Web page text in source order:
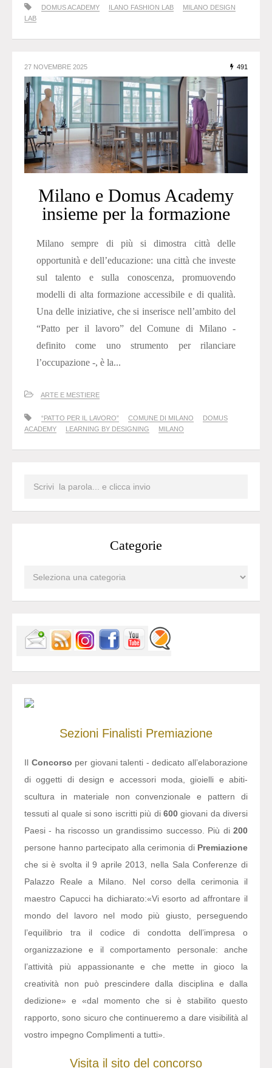
DOMUS ACADEMY ILANO FASHION LAB
MILANO DESIGN
LAB
27 NOVEMBRE 2025 491
Milano e Domus Academy
insieme per la formazione
Milano sempre di più si dimostra città delle
opportunità e dell’educazione: una città che investe
sul talento e sulla conoscenza, promuovendo
modelli di alta formazione accessibile e di qualità.
Una delle iniziative, che si inserisce nell’ambito del
“Patto per il lavoro” del Comune di Milano -
definito come uno strumento per rilanciare
l’occupazione -, è la...
ARTE E MESTIERE
“PATTO PER IL LAVORO” COMUNE DI MILANO
DOMUS
ACADEMY
LEARNING BY DESIGNING MILANO
Categorie
Sezioni Finalisti Premiazione
Il Concorso per giovani talenti - dedicato all’elaborazione
di oggetti di design e accessori moda, gioielli e abiti-
scultura in materiale non convenzionale e pattern di
tessuti al quale si sono iscritti più di 600giovani da diversi
Paesi - ha riscosso un grandissimo successo. Più di 200
persone hanno partecipato alla cerimonia di Premiazione
che si è svolta il 9 aprile 2013, nella Sala Conferenze di
Palazzo Reale a Milano. Nel corso della cerimonia il
maestro Capucci ha dichiarato:«Vi esorto ad affrontare il
mondo del lavoro nel modo più giusto, perseguendo
l’equilibrio tra il codice di condotta dell’impresa o
organizzazione e il comportamento personale: anche
l’attività più appassionante e che mette in gioco la
creatività non può prescindere dalla disciplina e dalla
dedizione» e «dal momento che si è stabilito questo
rapporto, sono sicuro che continueremo a dare visibilità al
vostro impegno Complimenti a tutti».
Visita il sito del concorso